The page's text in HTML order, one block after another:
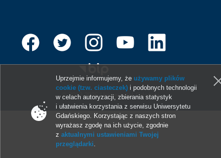
© 2013-2026 Uniwersytet Gdański
Uprzejmie informujemy, że używamy plików
cookie (tzw. ciasteczek) i podobnych technologii
w celach autoryzacji, zbierania statystyk
i ułatwienia korzystania z serwisu Uniwersytetu
Gdańskiego. Korzystając z naszych stron
wyrażasz zgodę na ich użycie, zgodnie
zaktualnymi ustawieniami Twojej
przeglądarki.